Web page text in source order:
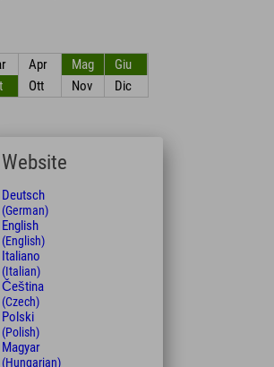
Apr Mag
Giu
Ott Nov Dic
30
Leaflet
Website
Deutsch
(German)
English
(English)
Italiano
(Italian)
Čeština
(Czech)
Polski
(Polish)
Magyar
(Hungarian)